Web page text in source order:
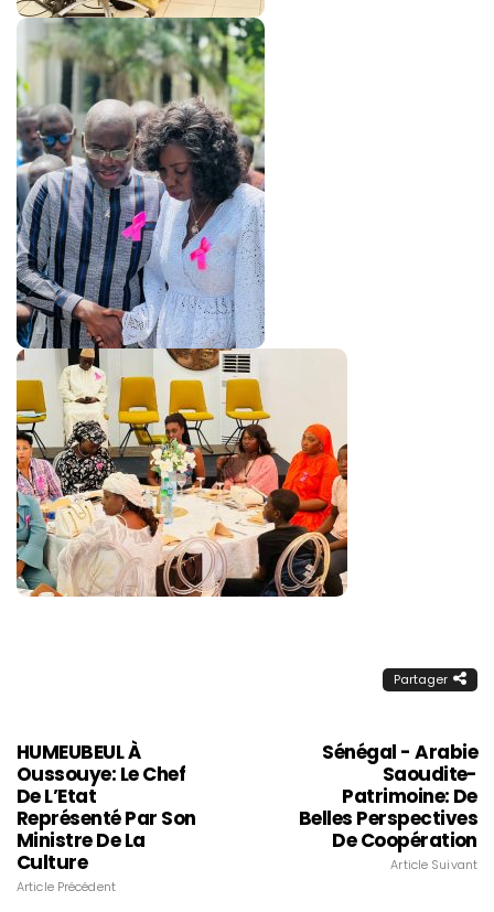
Partager
HUMEUBEUL À
Oussouye: Le Chef
De L’Etat
Représenté Par Son
Ministre De La
Culture
Article Précédent
Sénégal - Arabie
Saoudite-
Patrimoine: De
Belles Perspectives
De Coopération
Article Suivant